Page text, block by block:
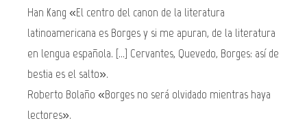
Han Kang «El centro del canon de la literatura
latinoamericana es Borges y si me apuran, de la literatura
en lengua española. [...] Cervantes, Quevedo, Borges: así de
bestia es el salto».
Roberto Bolaño «Borges no será olvidado mientras haya
lectores».